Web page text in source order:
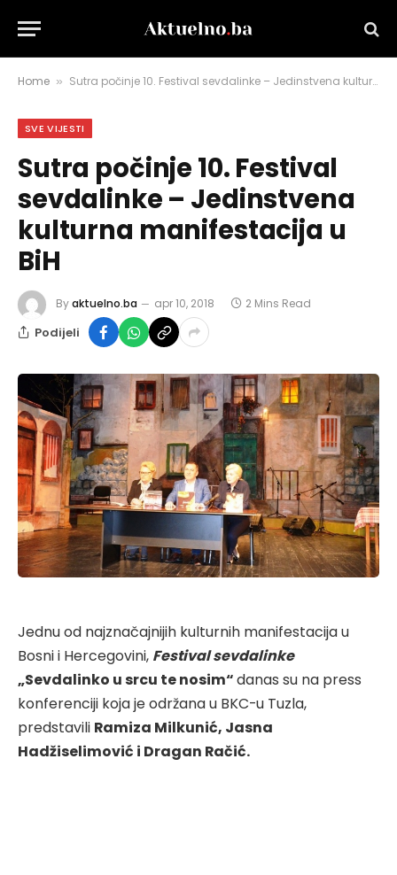
Home » Sutra počinje 10. Festival sevdalinke – Jedinstvena kulturna manifestacija u BiH
SVE VIJESTI
Sutra počinje 10. Festival
sevdalinke – Jedinstvena
kulturna manifestacija u
BiH
Byaktuelno.ba apr 10, 2018 2 Mins Read
Podijeli
Jednu od najznačajnijih kulturnih manifestacija u
Bosni i Hercegovini, Festival sevdalinke
„Sevdalinko u srcu te nosim“danas su na press
konferenciji koja je održana u BKC-u Tuzla,
predstavili Ramiza Milkunić, Jasna
Hadžiselimović i Dragan Račić.